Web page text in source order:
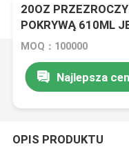
20OZ
POKRYWĄ 610ML
MOQ：100000
Najlepsza
OPIS PRODUKTU